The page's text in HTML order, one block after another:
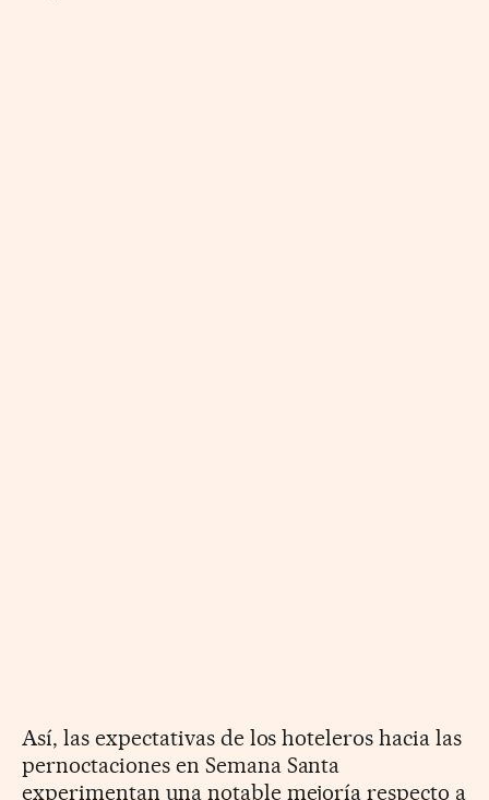
Así, las expectativas de los hoteleros hacia las
pernoctaciones en Semana Santa
experimentan una notable mejoría respecto a